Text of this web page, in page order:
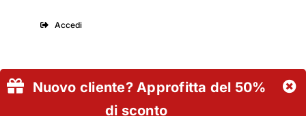
Accedi
Certificazioni
Nuovo cliente? Approfitta del 50%
di sconto